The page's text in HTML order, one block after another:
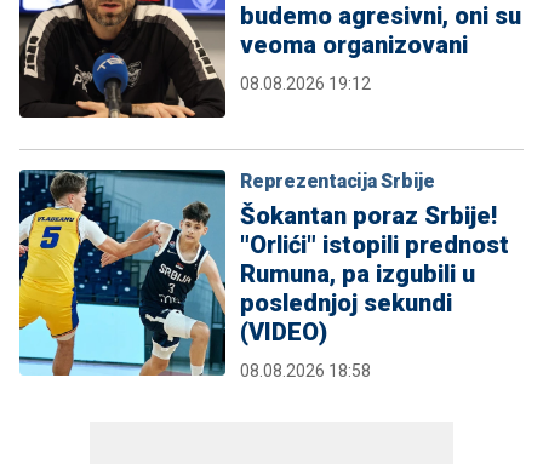
budemo agresivni, oni su
veoma organizovani
08.08.2026 19:12
Reprezentacija Srbije
Šokantan poraz Srbije!
"Orlići" istopili prednost
Rumuna, pa izgubili u
poslednjoj sekundi
(VIDEO)
08.08.2026 18:58